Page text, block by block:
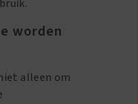
worden
alleen om